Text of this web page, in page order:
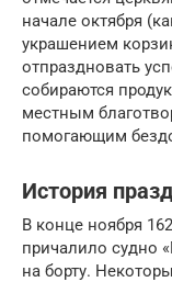
начале октября
украшением
отпраздновать
собираются
местным
помогающим
История
В конце ноября
причалило судно
на борту.